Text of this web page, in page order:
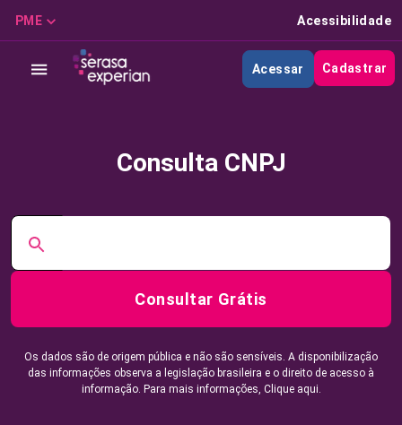
PME Acessibilidade
Acessar Cadastrar
Consulta CNPJ
Consultar Grátis
Os dados são de origem pública e não são sensíveis. A disponibilização
das informações observa a legislação brasileira e o direito de acesso à
informação. Para mais informações, Clique aqui.